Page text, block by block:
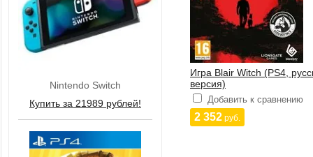
Nintendo Switch
Купить за 21989 рублей!
Игра Blair Witch (PS4,
версия)
Добавить к сравнению
2 352 руб.